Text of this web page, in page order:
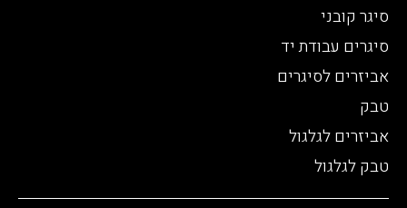
סיגר קובני
סיגרים עבודת יד
אביזרים לסיגרים
טבק
אביזרים לגלגול
טבק לגלגול